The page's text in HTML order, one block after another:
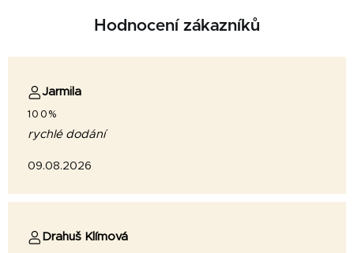
Hodnocení zákazníků
Jarmila
100%
rychlé dodání
09.08.2026
Drahuš Klímová